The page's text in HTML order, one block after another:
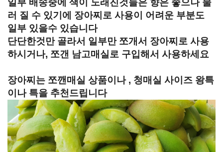
일부 배송중에 색이 노래진것들은 향은 좋으나 물
러 질 수 있기에 장아찌로 사용이 어려운 부분도
일부 있을수 있습니다
단단한것만 골라서 일부만 쪼개서 장아찌로 사용
하시거나, 쪼갠 남고매실로 구입해서 사용하세요
장아찌는 쪼깬매실 상품이나 , 청매실 사이즈 왕특
이나 특을 추천드립니다